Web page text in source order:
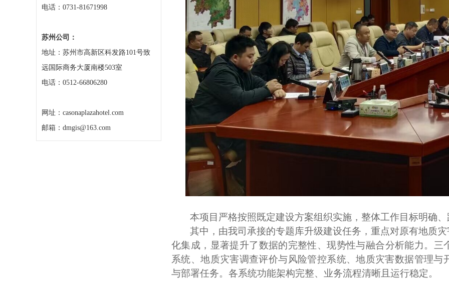
电话：0731-81671998
苏州公司：
地址：苏州市高新区科发路101号致
远国际商务大厦南楼503室
电话：0512-66806280
网址：casonaplazahotel.com
邮箱：dmgis@163.com
本项目严格按照既定建设方案组织实施，整体工作目标明确
其中，由我司承接的专题库升级建设任务，重点对原有地质
化集成，显著提升了数据的完整性、现势性与融合分析能力。三
系统、地质灾害调查评价与风险管控系统、地质灾害数据管理
与部署任务。各系统功能架构完整、业务流程清晰且运行稳定。